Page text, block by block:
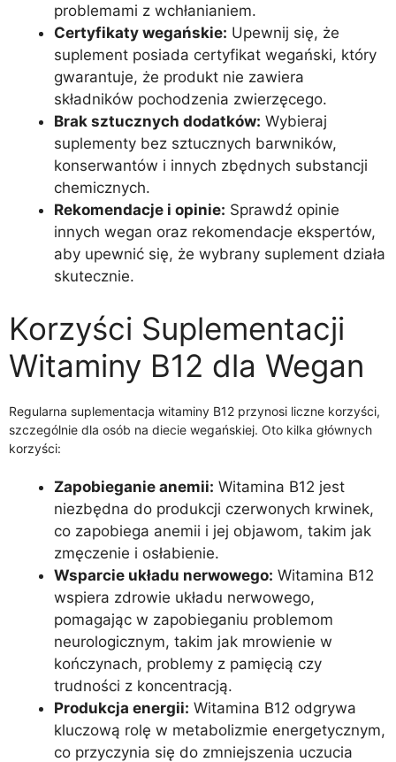
problemami z wchłanianiem.
Certyfikaty wegańskie: Upewnij się, że
suplement posiada certyfikat wegański, który
gwarantuje, że produkt nie zawiera
składników pochodzenia zwierzęcego.
Brak sztucznych dodatków: Wybieraj
suplementy bez sztucznych barwników,
konserwantów i innych zbędnych substancji
chemicznych.
Rekomendacje i opinie: Sprawdź opinie
innych wegan oraz rekomendacje ekspertów,
aby upewnić się, że wybrany suplement działa
skutecznie.
Korzyści Suplementacji
Witaminy B12 dla Wegan
Regularna suplementacja witaminy B12 przynosi liczne korzyści,
szczególnie dla osób na diecie wegańskiej. Oto kilka głównych
korzyści:
Zapobieganie anemii: Witamina B12 jest
niezbędna do produkcji czerwonych krwinek,
co zapobiega anemii i jej objawom, takim jak
zmęczenie i osłabienie.
Wsparcie układu nerwowego: Witamina B12
wspiera zdrowie układu nerwowego,
pomagając w zapobieganiu problemom
neurologicznym, takim jak mrowienie w
kończynach, problemy z pamięcią czy
trudności z koncentracją.
Produkcja energii: Witamina B12 odgrywa
kluczową rolę w metabolizmie energetycznym,
co przyczynia się do zmniejszenia uczucia